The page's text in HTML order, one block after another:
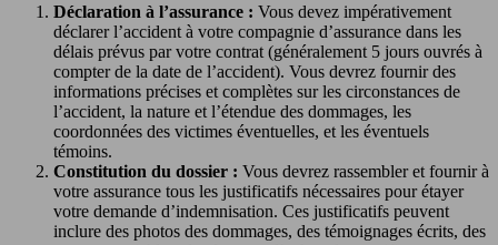
Déclaration à l’assurance : Vous devez impérativement
déclarer l’accident à votre compagnie d’assurance dans les
délais prévus par votre contrat (généralement 5 jours ouvrés à
compter de la date de l’accident). Vous devrez fournir des
informations précises et complètes sur les circonstances de
l’accident, la nature et l’étendue des dommages, les
coordonnées des victimes éventuelles, et les éventuels
témoins.
Constitution du dossier : Vous devrez rassembler et fournir à
votre assurance tous les justificatifs nécessaires pour étayer
votre demande d’indemnisation. Ces justificatifs peuvent
inclure des photos des dommages, des témoignages écrits, des